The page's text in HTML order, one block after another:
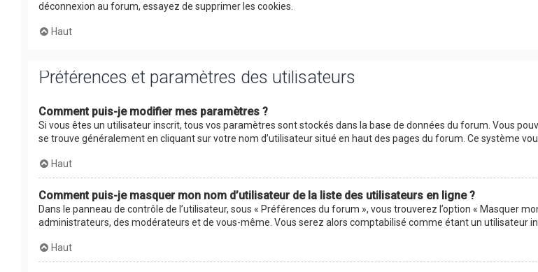
déconnexion au forum, essayez de supprimer les cookies.
Haut
Préférences et paramètres des utilisateurs
Comment puis-je modifier mes paramètres ?
Si vous êtes un utilisateur inscrit, tous vos paramètres sont stockés dans la base de données du forum. Vous
se trouve généralement en cliquant sur votre nom d’utilisateur situé en haut des pages du forum. Ce système
Haut
Comment puis-je masquer mon nom d’utilisateur de la liste des utilisateurs en ligne ?
Dans le panneau de contrôle de l’utilisateur, sous « Préférences du forum », vous trouverez l’option « Masquer
administrateurs, des modérateurs et de vous-même. Vous serez alors comptabilisé comme étant un utilisateur
Haut